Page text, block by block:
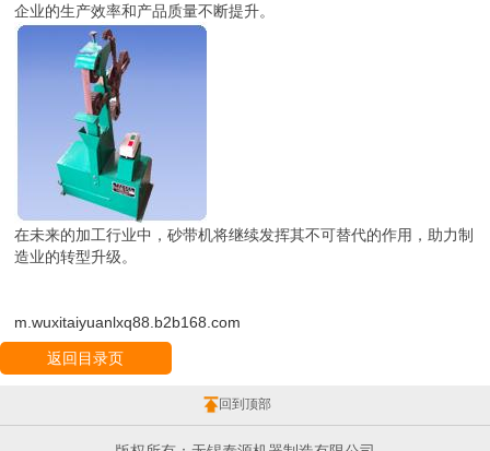
企业的生产效率和产品质量不断提升。
在未来的加工行业中，砂带机将继续发挥其不可替代的作用，助力制
造业的转型升级。
m.wuxitaiyuanlxq88.b2b168.com
返回目录页
回到顶部